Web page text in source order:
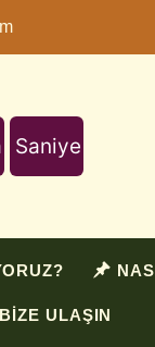
Saniye
BİZE ULAŞIN